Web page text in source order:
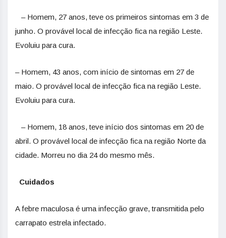
– Homem, 27 anos, teve os primeiros sintomas em 3 de
junho. O provável local de infecção fica na região Leste.
Evoluiu para cura.
– Homem, 43 anos, com início de sintomas em 27 de
maio. O provável local de infecção fica na região Leste.
Evoluiu para cura.
– Homem, 18 anos, teve início dos sintomas em 20 de
abril. O provável local de infecção fica na região Norte da
cidade. Morreu no dia 24 do mesmo mês.
Cuidados
A febre maculosa é uma infecção grave, transmitida pelo
carrapato estrela infectado.